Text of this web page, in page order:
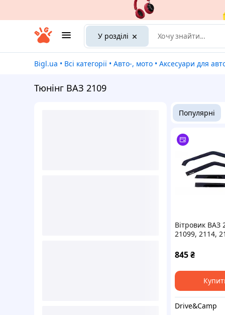
У розділі
Bigl.ua • Всі категорії • Авто-, мото • Аксесуари для
Тюнінг ВАЗ 2109
Популярні
Вітровик ВАЗ
21099, 2114,
845₴
Drive&Camp